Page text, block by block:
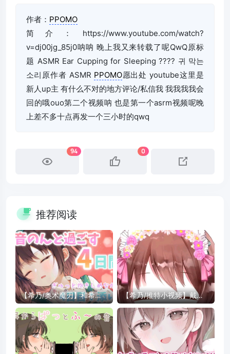
作者： PPOMO
简介：https://www.youtube.com/watch?
v=dj00jg_85j0呐呐 晚上我又来转载了呢QwQ原标
题 ASMR Ear Cupping for Sleeping ???? 귀 막는
소리原作者 ASMR PPOMO愿出处 youtube这里是
新人up主 有什么不对的地方评论/私信我 我我我我会
回的哦ouo第二个视频呐 也是第一个asrm视频呢晚
上差不多十点再发一个三小时的qwq
94 0
推荐阅读
【希乃/奥术魔刃】和希乃
度过的第四天【Day4.近距
离陪睡】
【希乃/推特小视频】戴戴
戴戴上了可爱的的发箍